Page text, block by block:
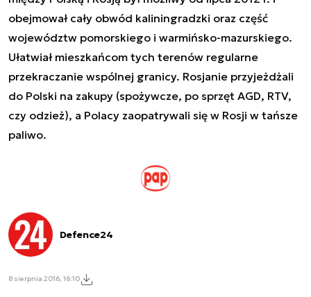
obejmował cały obwód kaliningradzki oraz część
województw pomorskiego i warmińsko-mazurskiego.
Ułatwiał mieszkańcom tych terenów regularne
przekraczanie wspólnej granicy. Rosjanie przyjeżdżali
do Polski na zakupy (spożywcze, po sprzęt AGD, RTV,
czy odzież), a Polacy zaopatrywali się w Rosji w tańsze
paliwo.
Defence24
8 sierpnia 2016, 16:10